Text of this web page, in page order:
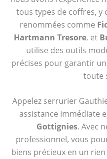
tous types de coffres, y
renommées comme
Hartmann Tresore, et
utilise des outils
précises pour garantir
toute
Appelez serrurier
assistance immédiate
Gottignies. Avec
professionnel, vous
biens précieux en un